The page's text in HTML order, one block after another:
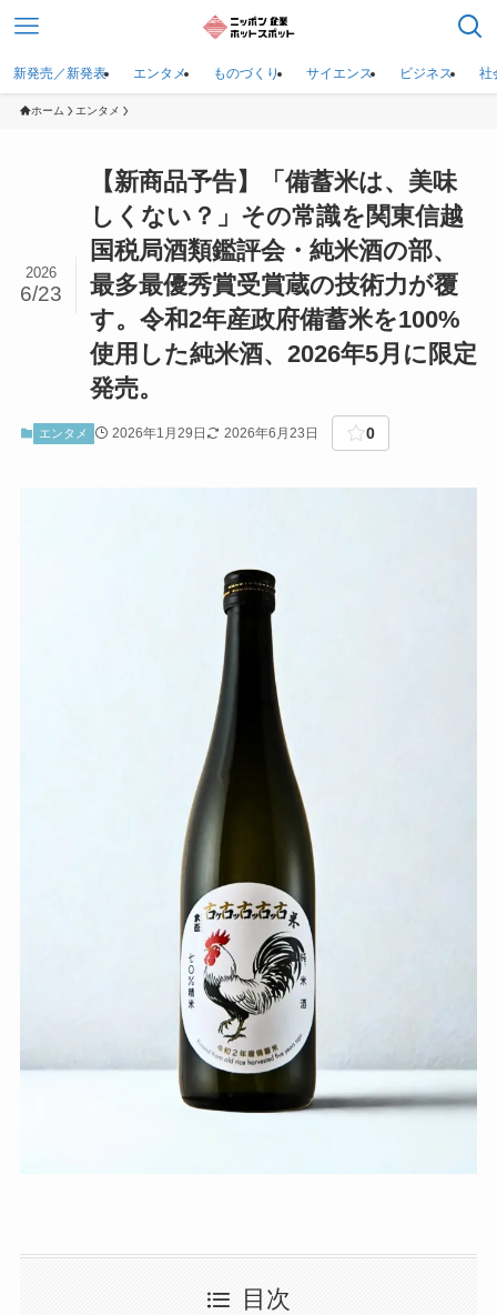
新発売／新発表 エンタメ ものづくり サイエンス ビジネス 社
ホーム エンタメ
【新商品予告】「備蓄米は、美味
しくない？」その常識を関東信越
国税局酒類鑑評会・純米酒の部、
最多最優秀賞受賞蔵の技術力が覆
す。令和2年産政府備蓄米を100%
使用した純米酒、2026年5月に限定
発売。
2026
6/23
エンタメ 2026年1月29日 2026年6月23日 0
目次